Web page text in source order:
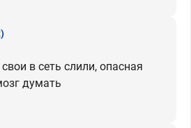
в сеть слили, опасная
думать